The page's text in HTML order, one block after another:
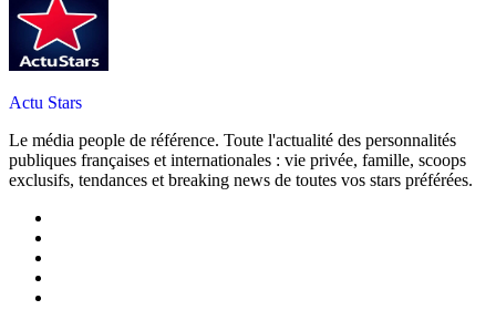
Actu Stars
Le média people de référence. Toute l'actualité des personnalités
publiques françaises et internationales : vie privée, famille, scoops
exclusifs, tendances et breaking news de toutes vos stars préférées.